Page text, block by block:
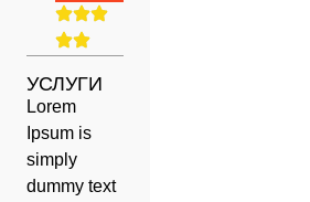
УСЛУГИ
Lorem
Ipsum is
simply
dummy text